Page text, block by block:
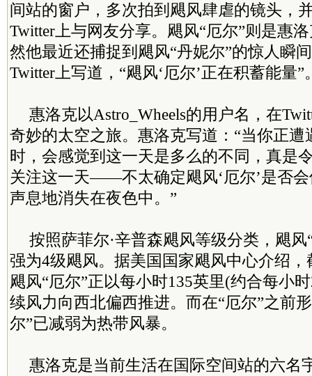
间站的窗户，多次拍到飓风肆虐的镜头，
Twitter上与网友分享。飓风“厄尔”则是惠
然他最近还捕捉到飓风“丹妮尔”的惊人瞬
Twitter上写道，“飓风‘厄尔’正在积蓄能量”
惠洛克以Astro_Wheels的用户名，在
奇妙的太空之旅。惠洛克写道：“当你正遭
时，会感觉到这一天是多么的不同，真是
关注这一天——不太确定飓风‘厄尔’是否会
声息地消失在夜色中。”
按照萨菲尔·辛普森飓风等级分类，飓风
强为4级飓风。据美国国家飓风中心介绍，
飓风“厄尔”正以每小时135英里(约合每小
续风力向西北偏西推进。而在“厄尔”之前
尔”已减弱为热带风暴。
惠洛克是当前生活在国际空间站的六名